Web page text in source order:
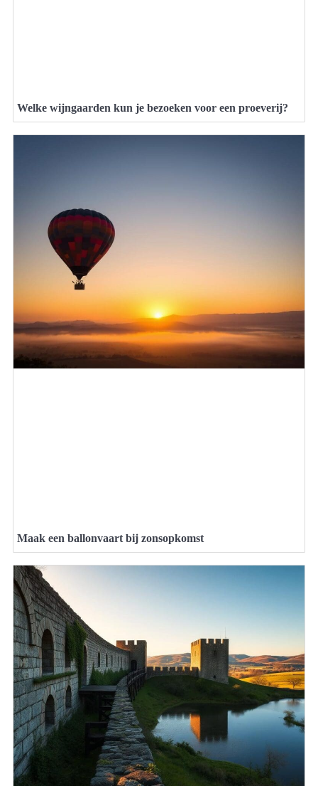
Welke wijngaarden kun je bezoeken voor een proeverij?
Maak een ballonvaart bij zonsopkomst